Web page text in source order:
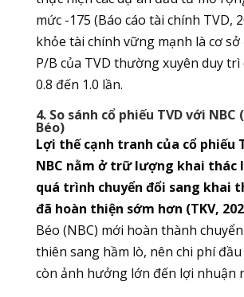
mức -175 (Báo cáo tài chính TVD,
khỏe tài chính vững mạnh là cơ
P/B của TVD thường xuyên duy
0.8 đến 1.0 lần.
4. So sánh cổ phiếu TVD với NBC
Béo)
Lợi thế cạnh tranh của cổ phiếu
NBC nằm ở trữ lượng khai thác
quá trình chuyển đổi sang khai
đã hoàn thiện sớm hơn (TKV,
Béo (NBC) mới hoàn thành
thiên sang hầm lò, nên chi phí
còn ảnh hưởng lớn đến lợi nhuận